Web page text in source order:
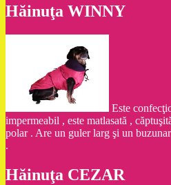
Hăinuţa WINNY
Este
impermeabil , este matlasată ,
polar . Are un guler larg şi un
.
Hăinuţa CEZAR